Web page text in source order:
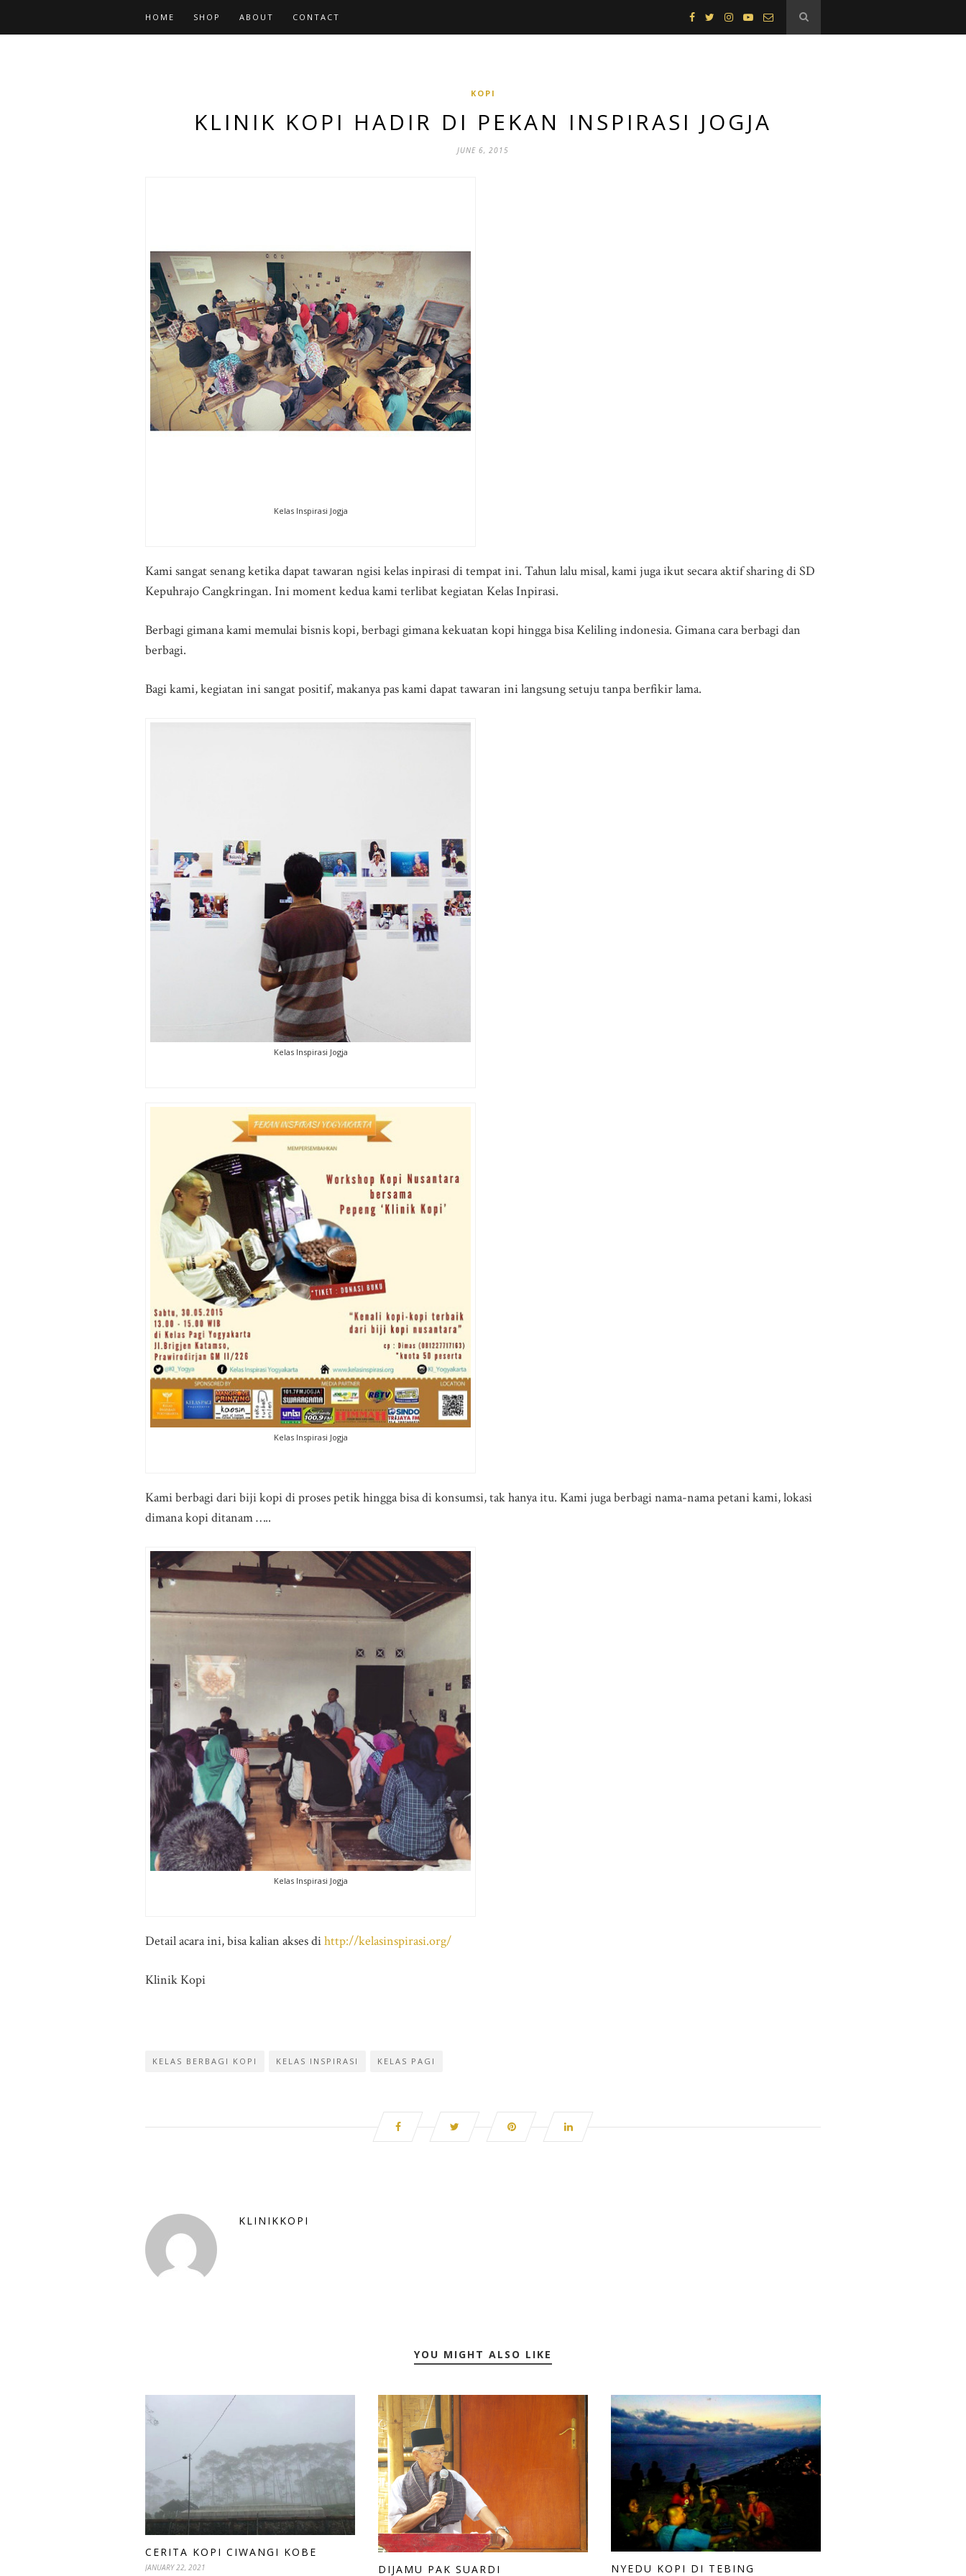
HOME SHOP ABOUT CONTACT
KOPI
KLINIK KOPI HADIR DI PEKAN INSPIRASI JOGJA
JUNE 6, 2015
Kelas Inspirasi Jogja
Kami sangat senang ketika dapat tawaran ngisi kelas inpirasi di tempat ini. Tahun lalu misal, kami juga ikut secara aktif sharing di SD
Kepuhrajo Cangkringan. Ini moment kedua kami terlibat kegiatan Kelas Inpirasi.
Berbagi gimana kami memulai bisnis kopi, berbagi gimana kekuatan kopi hingga bisa Keliling indonesia. Gimana cara berbagi dan
berbagi.
Bagi kami, kegiatan ini sangat positif, makanya pas kami dapat tawaran ini langsung setuju tanpa berfikir lama.
Kelas Inspirasi Jogja
Kelas Inspirasi Jogja
Kami berbagi dari biji kopi di proses petik hingga bisa di konsumsi, tak hanya itu. Kami juga berbagi nama-nama petani kami, lokasi
dimana kopi ditanam …..
Kelas Inspirasi Jogja
Detail acara ini, bisa kalian akses dihttp://kelasinspirasi.org/
Klinik Kopi
KELAS BERBAGI KOPI KELAS INSPIRASI KELAS PAGI
KLINIKKOPI
YOU MIGHT ALSO LIKE
CERITA KOPI CIWANGI KOBE
JANUARY 22, 2021 DIJAMU PAK SUARDI NYEDU KOPI DI TEBING